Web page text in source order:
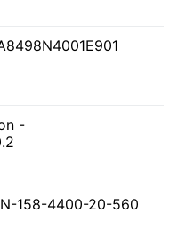
-
158-4400-20-560